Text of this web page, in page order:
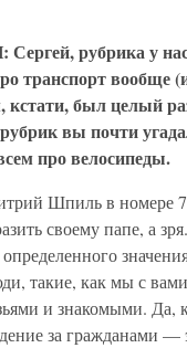
рубрика у
транспорт вообще
кстати, был целый
вы почти
про велосипеды.
Шпиль в номере
своему папе, а
такие, как мы с
и знакомыми. Да,
за гражданами —